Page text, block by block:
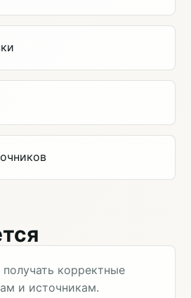
корректные
и источникам.